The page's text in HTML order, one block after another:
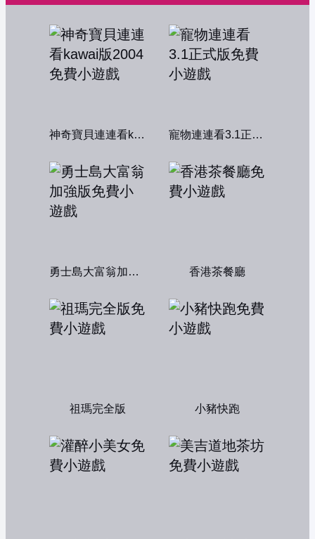
神奇寶貝連連看kawai版2004 寵物連連看3.1正式版
勇士島大富翁加強版 香港茶餐廳
祖瑪完全版 小豬快跑